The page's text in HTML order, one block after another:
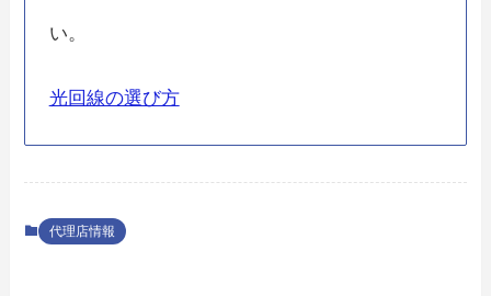
い。
光回線の選び方
代理店情報